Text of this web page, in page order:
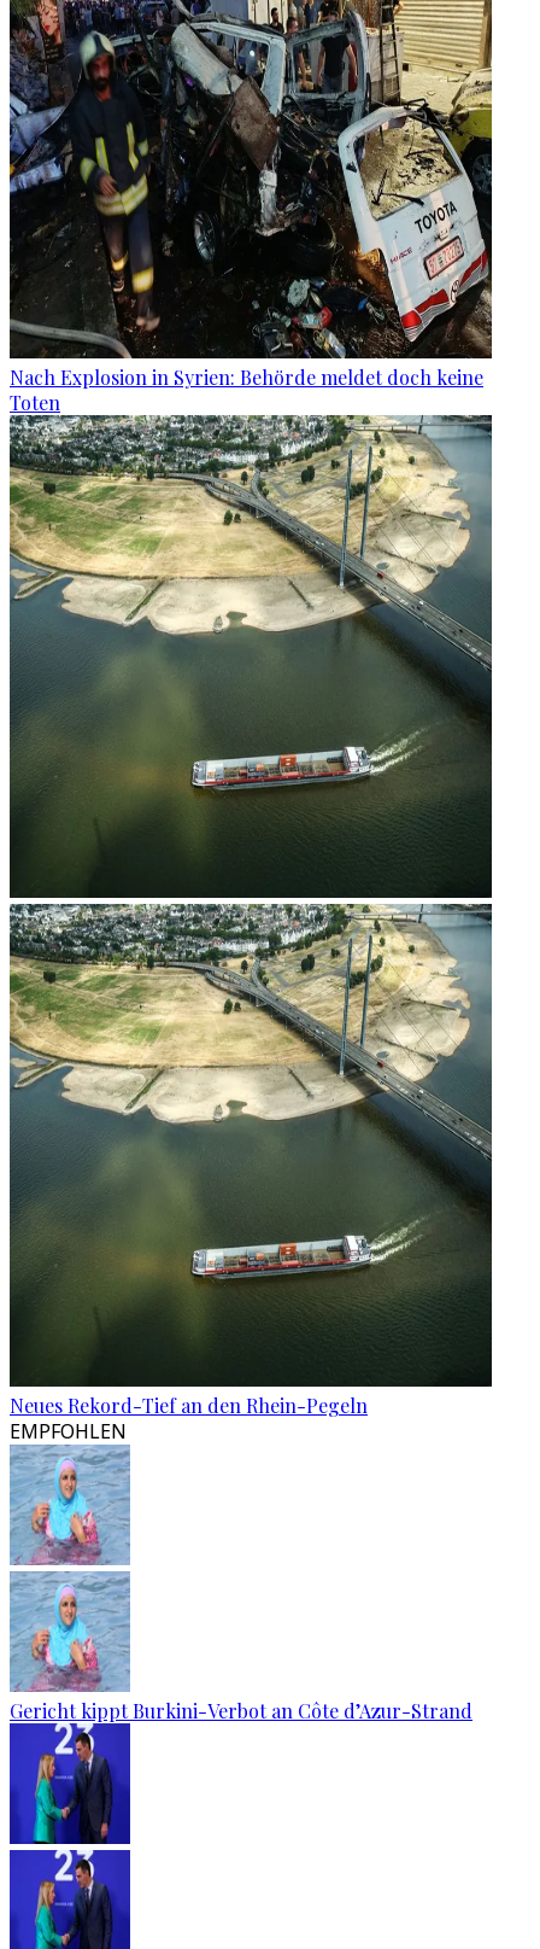
Nach Explosion in Syrien: Behörde meldet doch keine
Toten
Neues Rekord-Tief an den Rhein-Pegeln
EMPFOHLEN
Gericht kippt Burkini-Verbot an Côte d’Azur-Strand